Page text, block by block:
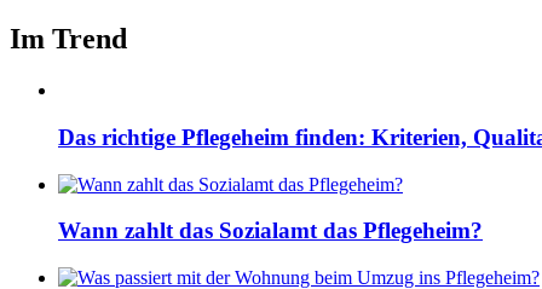
Im Trend
Das richtige Pflegeheim finden: Kriterien,
Wann zahlt das Sozialamt das Pflegeheim?